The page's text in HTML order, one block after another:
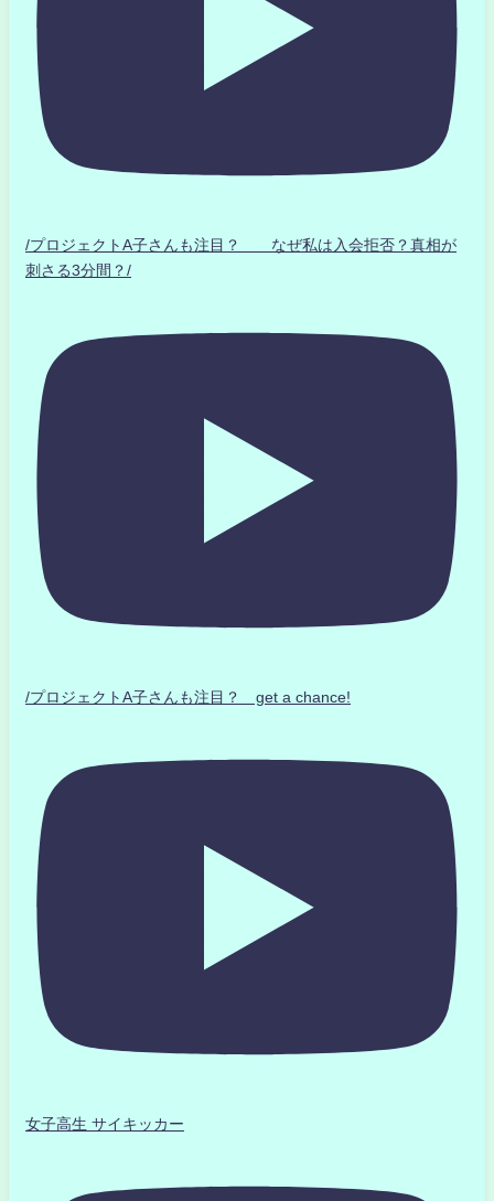
/プロジェクトA子さんも注目？ なぜ私は入会拒否？真相が
刺さる3分間？/
/プロジェクトA子さんも注目？ get a chance!
女子高生 サイキッカー